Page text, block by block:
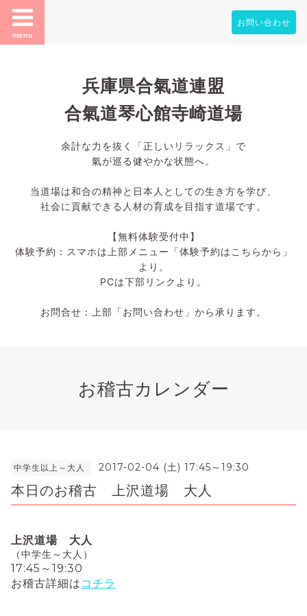
menu
お問い合わせ
兵庫県合氣道連盟
合氣道琴心館寺崎道場
余計な力を抜く「正しいリラックス」で
氣が巡る健やかな状態へ。
当道場は和合の精神と日本人としての生き方を学び、
社会に貢献できる人材の育成を目指す道場です。
【無料体験受付中】
体験予約：スマホは上部メニュー「体験予約はこちらから」
より。
PCは下部リンクより。
お問合せ：上部「お問い合わせ」から承ります。
お稽古カレンダー
中学生以上～大人 2017-02-04 (土) 17:45～19:30
本日のお稽古 上沢道場 大人
上沢道場 大人
（中学生～大人）
17:45～19:30
お稽古詳細は コチラ